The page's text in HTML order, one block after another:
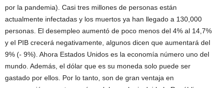
por la pandemia). Casi tres millones de personas están
actualmente infectadas y los muertos ya han llegado a 130,000
personas. El desempleo aumentó de poco menos del 4% al 14,7%
y el PIB crecerá negativamente, algunos dicen que aumentará del
9% (- 9%). Ahora Estados Unidos es la economía número uno del
mundo. Además, el dólar que es su moneda solo puede ser
gastado por ellos. Por lo tanto, son de gran ventaja en